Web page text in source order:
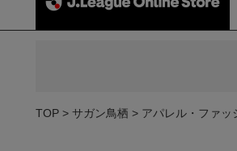
TOP サガン鳥栖 アパレル・ファッ